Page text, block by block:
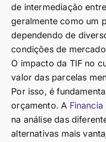
de intermediação
geralmente como um
dependendo de
condições de
O impacto da TIF no
valor das parcelas
Por isso, é
orçamento. A Financia
na análise das
alternativas mais